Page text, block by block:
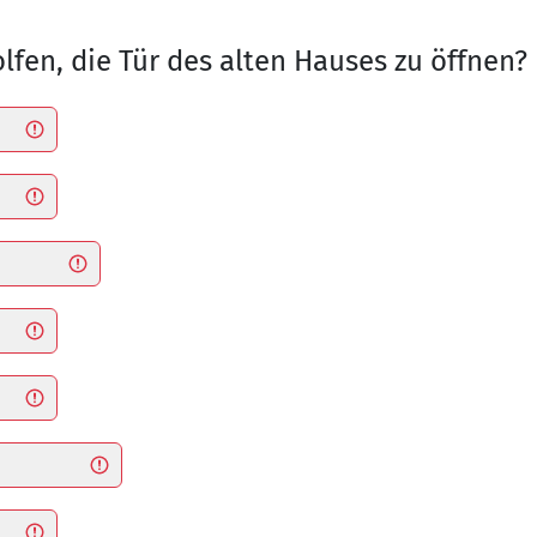
die Tür des alten Hauses zu öffnen?